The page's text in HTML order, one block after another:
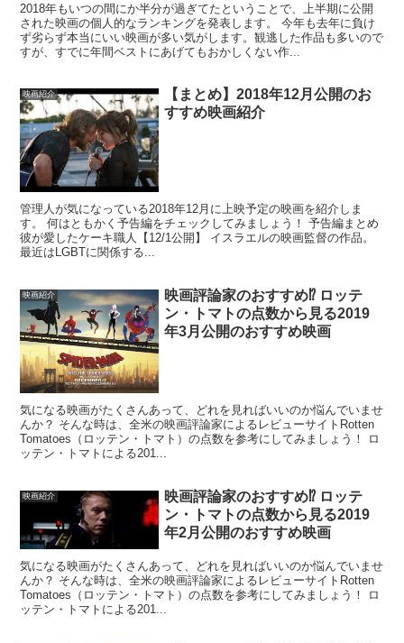
2018年もいつの間にか半分が過ぎてたということで、上半期に公開
された映画の個人的なランキングを発表します。 今年も去年に負け
ず劣らず本当にいい映画が多い気がします。観逃した作品も多いので
すが、すでに年間ベストにあげてもおかしくない作...
映画紹介
【まとめ】2018年12月公開のお
すすめ映画紹介
管理人が気になっている2018年12月に上映予定の映画を紹介しま
す。 何はともかく予告編をチェックしてみましょう！ 予告編まとめ
彼が愛したケーキ職人【12/1公開】 イスラエルの映画監督の作品。
最近はLGBTに関係する...
映画紹介
映画評論家のおすすめ⁉︎ ロッテ
ン・トマトの点数から見る2019
年3月公開のおすすめ映画
気になる映画がたくさんあって、どれを見ればいいのか悩んでいませ
んか？ そんな時は、全米の映画評論家によるレビューサイトRotten
Tomatoes（ロッテン・トマト）の点数を参考にしてみましょう！ ロ
ッテン・トマトによる201...
映画紹介
映画評論家のおすすめ⁉︎ ロッテ
ン・トマトの点数から見る2019
年2月公開のおすすめ映画
気になる映画がたくさんあって、どれを見ればいいのか悩んでいませ
んか？ そんな時は、全米の映画評論家によるレビューサイトRotten
Tomatoes（ロッテン・トマト）の点数を参考にしてみましょう！ ロ
ッテン・トマトによる201...